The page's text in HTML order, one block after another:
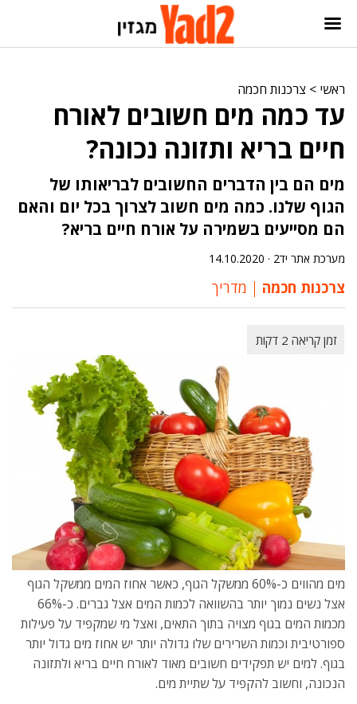
ראשי > צרכנות חכמה
עד כמה מים חשובים לאורח
חיים בריא ותזונה נכונה?
מים הם בין הדברים החשובים לבריאותו של
הגוף שלנו. כמה מים חשוב לצרוך בכל יום והאם
הם מסייעים בשמירה על אורח חיים בריא?
מערכת אתר יד2 · 14.10.2020
צרכנות חכמה מדריך
מים מהווים כ-60% ממשקל הגוף, כאשר אחוז המים ממשקל הגוף
אצל נשים נמוך יותר בהשוואה לכמות המים אצל גברים. כ-66%
מכמות המים בגוף מצויה בתוך התאים, ואצל מי שמקפיד על פעילות
ספורטיבית וכמות השרירים שלו גדולה יותר יש אחוז מים גדול יותר
בגוף. למים יש תפקידים חשובים מאוד לאורח חיים בריא ולתזונה
הנכונה, וחשוב להקפיד על שתיית מים.